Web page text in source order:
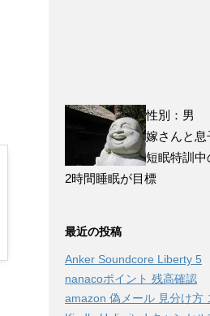
性別：男
嫁さんと
短眠特訓中
2時間睡眠が目標
最近の投稿
Anker Soundcore Liberty 5
nanacoポイント 残高確認
amazon 偽メール 見分け方